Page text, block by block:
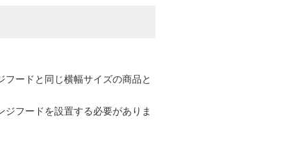
ードと同じ横幅サイズの商品と
フードを設置する必要がありま